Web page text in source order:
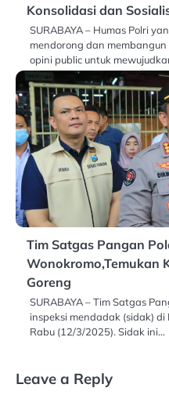
Konsolidasi dan
SURABAYA – Humas Polri
mendorong dan
opini public untuk
Tim Satgas Pangan
Wonokromo,Temukan
Goreng
SURABAYA – Tim Satgas
inspeksi mendadak (sidak)
Rabu (12/3/2025). Sidak ini…
Leave a Reply